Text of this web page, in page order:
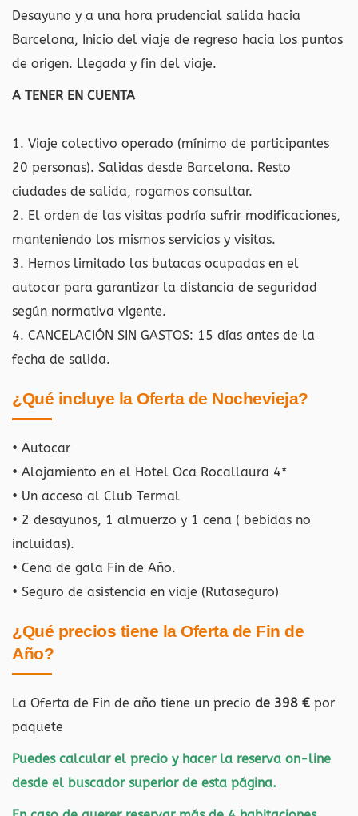
Desayuno y a una hora prudencial salida hacia
Barcelona, Inicio del viaje de regreso hacia los puntos
de origen. Llegada y fin del viaje.
A TENER EN CUENTA
1. Viaje colectivo operado (mínimo de participantes
20 personas). Salidas desde Barcelona. Resto
ciudades de salida, rogamos consultar.
2. El orden de las visitas podría sufrir modificaciones,
manteniendo los mismos servicios y visitas.
3. Hemos limitado las butacas ocupadas en el
autocar para garantizar la distancia de seguridad
según normativa vigente.
4. CANCELACIÓN SIN GASTOS: 15 días antes de la
fecha de salida.
¿Qué incluye la Oferta de Nochevieja?
• Autocar
• Alojamiento en el Hotel Oca Rocallaura 4*
• Un acceso al Club Termal
• 2 desayunos, 1 almuerzo y 1 cena ( bebidas no
incluidas).
• Cena de gala Fin de Año.
• Seguro de asistencia en viaje (Rutaseguro)
¿Qué precios tiene la Oferta de Fin de
Año?
La Oferta de Fin de año tiene un precio de 398 € por
paquete
Puedes calcular el precio y hacer la reserva on-line
desde el buscador superior de esta página.